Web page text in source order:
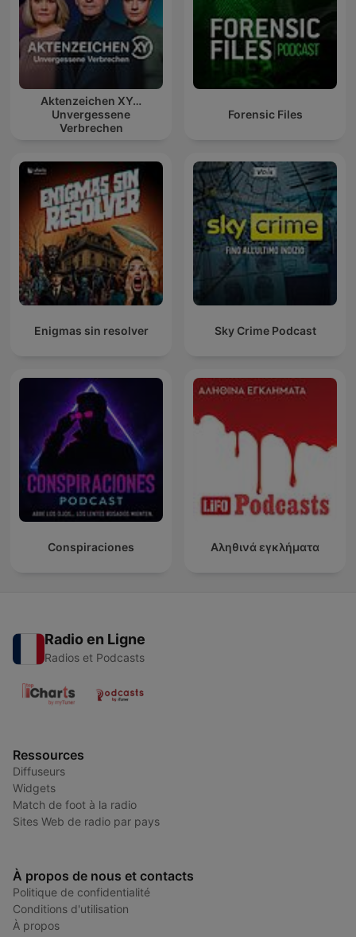
Aktenzeichen XY…
Unvergessene
Verbrechen
Forensic Files
Enigmas sin resolver Sky Crime Podcast
Conspiraciones Αληθινά εγκλήματα
Radio en Ligne
Radios et Podcasts
Ressources
Diffuseurs
Widgets
Match de foot à la radio
Sites Web de radio par pays
À propos de nous et contacts
Politique de confidentialité
Conditions d'utilisation
À propos